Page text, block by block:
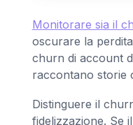
Monitorare sia il
oscurare la
churn di account
raccontano storie
Distinguere il
fidelizzazione. Se